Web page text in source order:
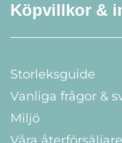
Köpvillkor &
Storleksguide
Vanliga frågor &
Miljö